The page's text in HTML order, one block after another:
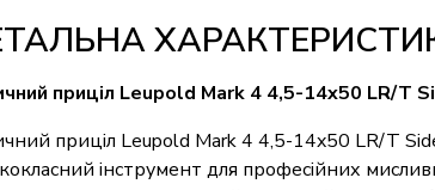
приціл Leupold Mark 4 4,5-14x50 LR/T
приціл Leupold Mark 4 4,5-14x50 LR/T
інструмент для професійних